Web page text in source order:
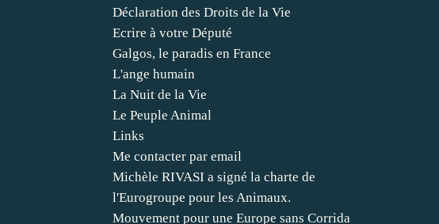
Déclaration des Droits de la Vie
Ecrire à votre Député
Galgos, le paradis en France
L'ange humain
La Nuit de la Vie
Le Peuple Animal
Links
Me contacter par email
Michèle RIVASI a signé la charte de
l'Eurogroupe pour les Animaux.
Mouvement pour une Europe sans Corrida